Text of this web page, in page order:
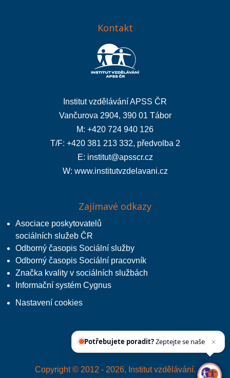
Kontakt
Institut vzdělávání APSS ČR
Vančurova 2904, 390 01 Tábor
M: +420 724 940 126
T/F: +420 381 213 332, předvolba 2
E: institut@apsscr.cz
W: www.institutvzdelavani.cz
Zajímavé odkazy
Asociace poskytovatelů
sociálních služeb ČR
Odborný časopis Sociální služby
Odborný časopis Sociální pracovník
Značka kvality v sociálních službách
Informační systém Cygnus
Nastavení cookies
Copyright © 2012 - 2026, Institut vzdělávání.
Potřebujete poradit?Zeptejte se našeho
asiste